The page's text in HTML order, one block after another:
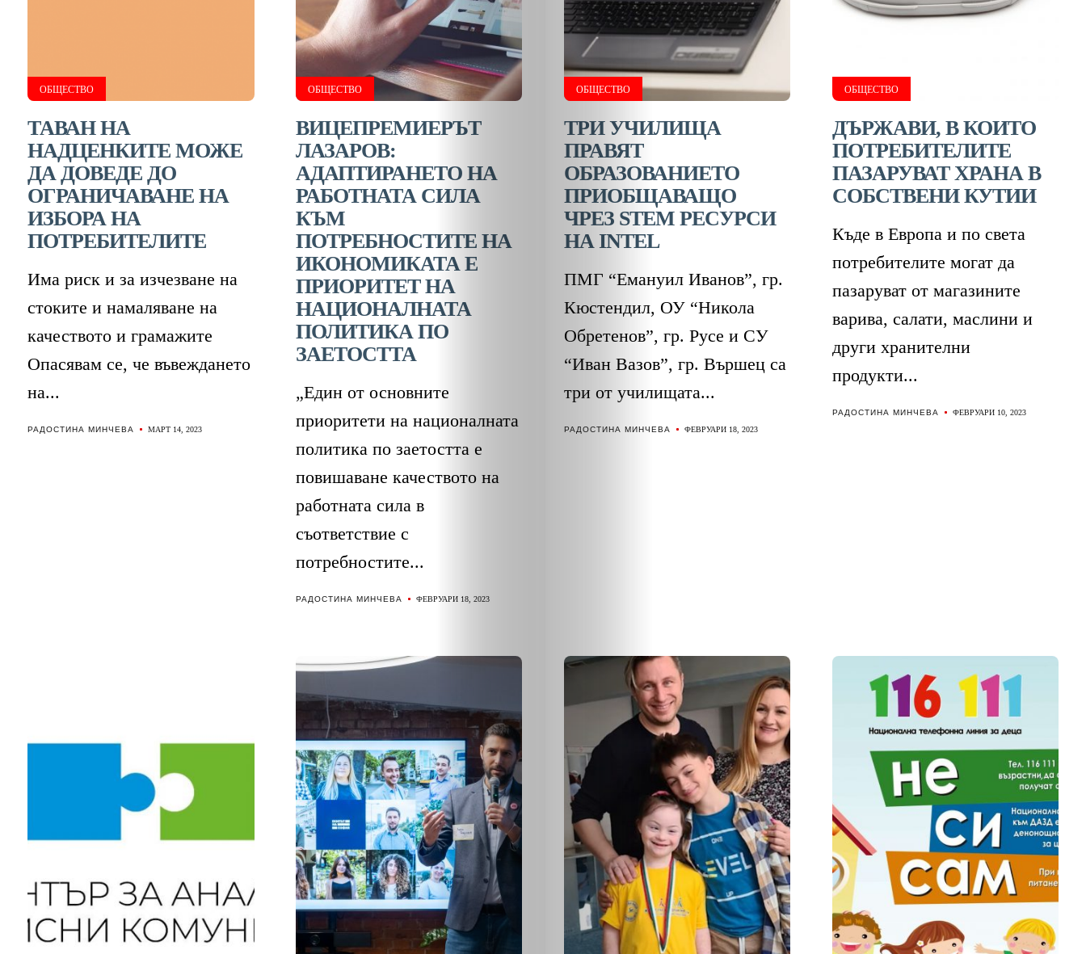
ЗА
ЕКО
и
БИО
КАНТОРА
ЛИЧНОСТИ
МЕТОДИ
ЗА
ОБЩЕСТВО
ТАВАН НА
НАДЦЕНКИТЕ МОЖЕ
ДА ДОВЕДЕ ДО
ОГРАНИЧАВАНЕ НА
ИЗБОРА НА
ПОТРЕБИТЕЛИТЕ
Има риск и за изчезване на
стоките и намаляване на
качеството и грамажите
Опасявам се, че въвеждането
на...
РАДОСТИНА МИНЧЕВА МАРТ 14, 2023
ОБЩЕСТВО
ВИЦЕПРЕМИЕРЪТ
ЛАЗАРОВ:
АДАПТИРАНЕТО НА
РАБОТНАТА СИЛА
КЪМ
ПОТРЕБНОСТИТЕ НА
ИКОНОМИКАТА Е
ПРИОРИТЕТ НА
НАЦИОНАЛНАТА
ПОЛИТИКА ПО
ЗАЕТОСТТА
„Един от основните
приоритети на националната
политика по заетостта е
повишаване качеството на
работната сила в
съответствие с
потребностите...
РАДОСТИНА МИНЧЕВА ФЕВРУАРИ 18, 2023
ОБЩЕСТВО
ТРИ УЧИЛИЩА
ПРАВЯТ
ОБРАЗОВАНИЕТО
ПРИОБЩАВАЩО
ЧРЕЗ STEM РЕСУРСИ
НА INTEL
ПМГ “Емануил Иванов”, гр.
Кюстендил, ОУ “Никола
Обретенов”, гр. Русе и СУ
“Иван Вазов”, гр. Вършец са
три от училищата...
РАДОСТИНА МИНЧЕВА ФЕВРУАРИ 18, 2023
ОБЩЕСТВО
ДЪРЖАВИ, В КОИТО
ПОТРЕБИТЕЛИТЕ
ПАЗАРУВАТ ХРАНА В
СОБСТВЕНИ КУТИИ
Къде в Европа и по света
потребителите могат да
пазаруват от магазините
варива, салати, маслини и
други хранителни
продукти...
РАДОСТИНА МИНЧЕВА ФЕВРУАРИ 10, 2023